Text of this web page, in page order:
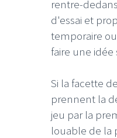
rentre-
d'essai et
temporaire
faire une
Si la facette
prennent la
jeu par la
louable de la